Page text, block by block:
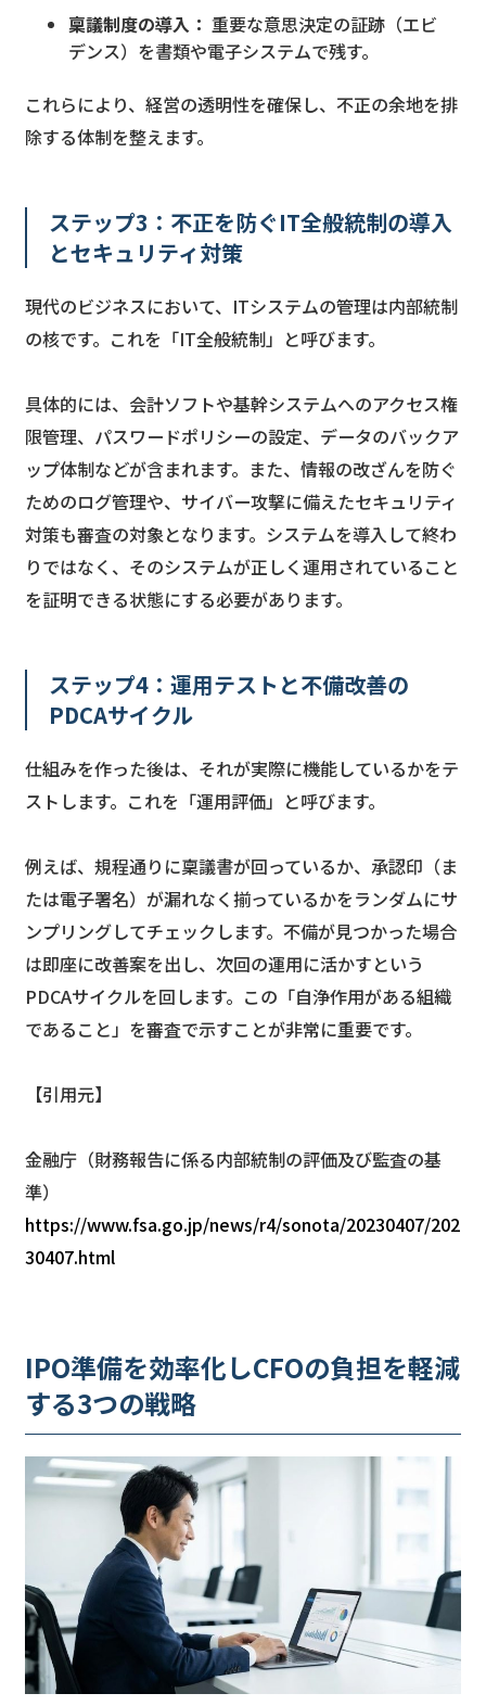
稟議制度の導入： 重要な意思決定の証跡（エビ
デンス）を書類や電子システムで残す。
これらにより、経営の透明性を確保し、不正の余地を排
除する体制を整えます。
ステップ3：不正を防ぐIT全般統制の導入
とセキュリティ対策
現代のビジネスにおいて、ITシステムの管理は内部統制
の核です。これを「IT全般統制」と呼びます。
具体的には、会計ソフトや基幹システムへのアクセス権
限管理、パスワードポリシーの設定、データのバックア
ップ体制などが含まれます。また、情報の改ざんを防ぐ
ためのログ管理や、サイバー攻撃に備えたセキュリティ
対策も審査の対象となります。システムを導入して終わ
りではなく、そのシステムが正しく運用されていること
を証明できる状態にする必要があります。
ステップ4：運用テストと不備改善の
PDCAサイクル
仕組みを作った後は、それが実際に機能しているかをテ
ストします。これを「運用評価」と呼びます。
例えば、規程通りに稟議書が回っているか、承認印（ま
たは電子署名）が漏れなく揃っているかをランダムにサ
ンプリングしてチェックします。不備が見つかった場合
は即座に改善案を出し、次回の運用に活かすという
PDCAサイクルを回します。この「自浄作用がある組織
であること」を審査で示すことが非常に重要です。
【引用元】
金融庁（財務報告に係る内部統制の評価及び監査の基
準）
https://www.fsa.go.jp/news/r4/sonota/20230407/202
30407.html
IPO準備を効率化しCFOの負担を軽減
する3つの戦略